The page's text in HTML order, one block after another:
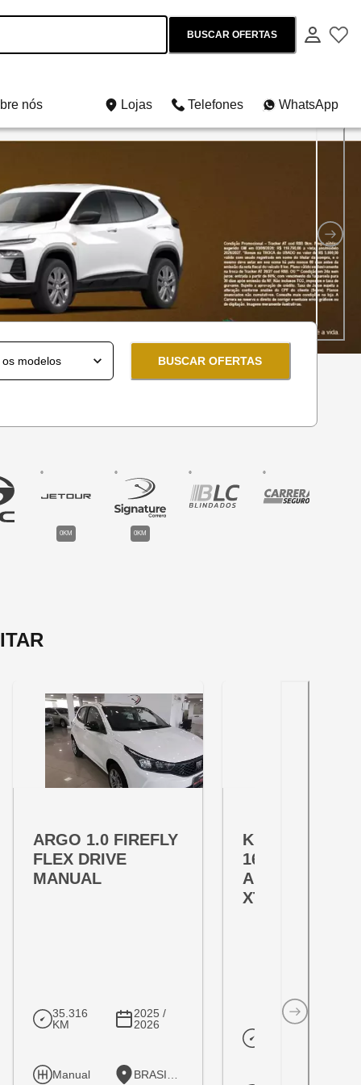
BUSCAR OFERTAS
nós Lojas Telefones WhatsApp
e usados
BUSCAR OFERTAS
0KM 0KM
ARGO 1.0 FIREFLY
FLEX DRIVE
MANUAL
35.316
KM
2025 /
2026
Manual
KICKS PLAY
16V
ADVANCE
XTRONIC